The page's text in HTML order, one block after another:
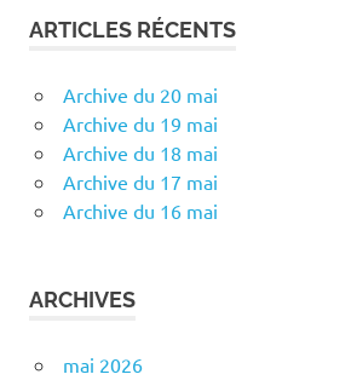
ARTICLES RÉCENTS
Archive du 20 mai
Archive du 19 mai
Archive du 18 mai
Archive du 17 mai
Archive du 16 mai
ARCHIVES
mai 2026